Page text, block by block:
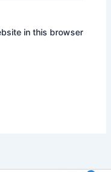
in this browser